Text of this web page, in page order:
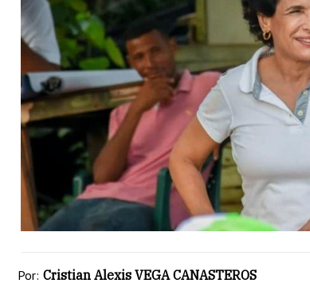
Por: Cristian Alexis VEGA CANASTEROS